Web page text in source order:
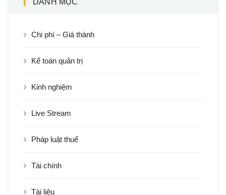
Chi phí – Giá thành
Kế toán quản trị
Kinh nghiệm
Live Stream
Pháp luật thuế
Tài chính
Tài liệu